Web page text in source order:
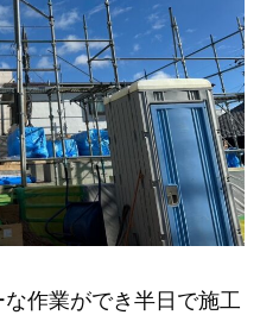
作業ができ半日で施工